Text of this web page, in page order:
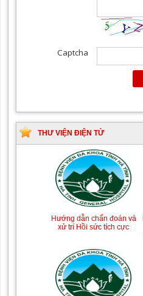
THƯ VIỆN ĐIỆN TỬ
Hướng dẫn chẩn đoán và
xử trí Hồi sức tích cực